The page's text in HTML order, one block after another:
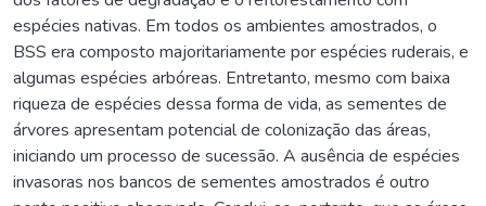
espécies nativas. Em todos os ambientes amostrados, o
BSS era composto majoritariamente por espécies ruderais, e
algumas espécies arbóreas. Entretanto, mesmo com baixa
riqueza de espécies dessa forma de vida, as sementes de
árvores apresentam potencial de colonização das áreas,
iniciando um processo de sucessão. A ausência de espécies
invasoras nos bancos de sementes amostrados é outro